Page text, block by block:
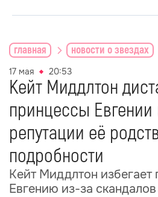
главная новости о звездах
17 мая 20:53
Кейт Миддлтон
принцессы Евгении
репутации её
подробности
Кейт Миддлтон избегает
Евгению из-за